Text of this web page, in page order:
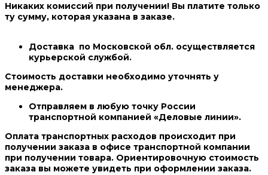
Никаких комиссий при получении! Вы платите только
ту сумму, которая указана в заказе.
Доставка по Московской обл. осуществляется
курьерской службой.
Стоимость доставки необходимо уточнять у
менеджера.
Отправляем в любую точку России
транспортной компанией «Деловые линии».
Оплата транспортных расходов происходит при
получении заказа в офисе транспортной компании
при получении товара. Ориентировочную стоимость
заказа вы можете увидеть при оформлении заказа.